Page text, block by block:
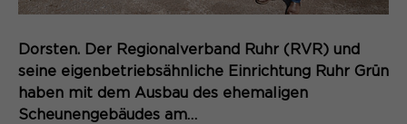
Dorsten. Der Regionalverband Ruhr (RVR) und
seine eigenbetriebsähnliche Einrichtung Ruhr Grün
haben mit dem Ausbau des ehemaligen
Scheunengebäudes am…